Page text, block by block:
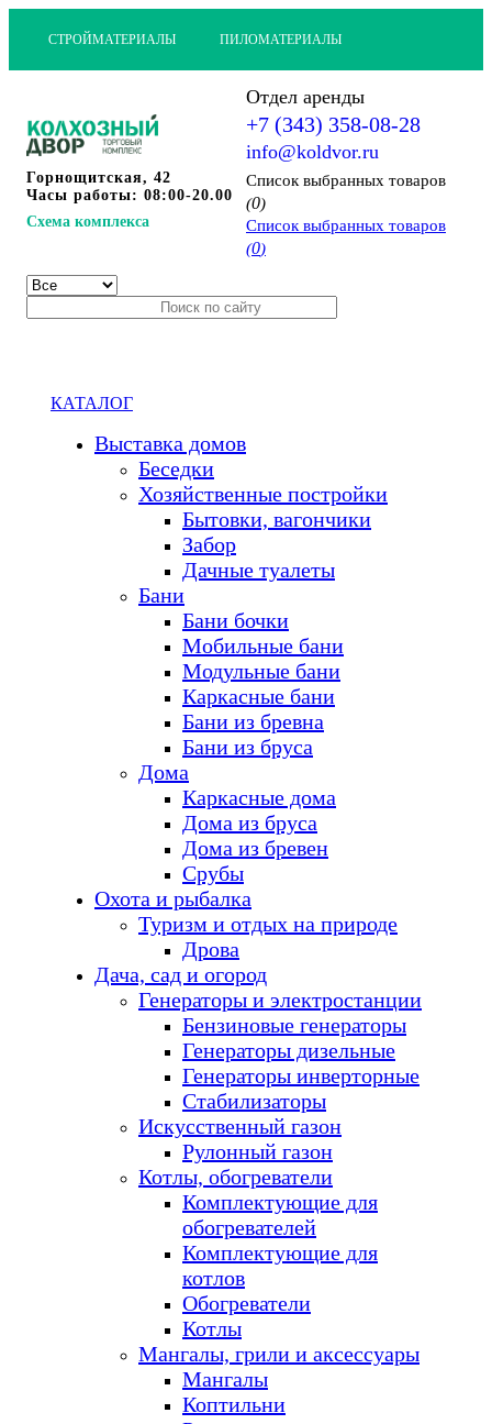
СТРОЙМАТЕРИАЛЫ ПИЛОМАТЕРИАЛЫ
Горнощитская, 42
Часы работы: 08:00-20.00
Схема комплекса
Отдел аренды
+7 (343) 358-08-28
info@koldvor.ru
Cписок выбранных товаров
(0)
Cписок выбранных товаров
(0)
КАТАЛОГ
Выставка домов
Беседки
Хозяйственные постройки
Бытовки, вагончики
Забор
Дачные туалеты
Бани
Бани бочки
Мобильные бани
Модульные бани
Каркасные бани
Бани из бревна
Бани из бруса
Дома
Каркасные дома
Дома из бруса
Дома из бревен
Срубы
Охота и рыбалка
Туризм и отдых на природе
Дрова
Дача, сад и огород
Генераторы и электростанции
Бензиновые генераторы
Генераторы дизельные
Генераторы инверторные
Стабилизаторы
Искусственный газон
Рулонный газон
Котлы, обогреватели
Комплектующие для
обогревателей
Комплектующие для
котлов
Обогреватели
Котлы
Мангалы, грили и аксессуары
Мангалы
Коптильни